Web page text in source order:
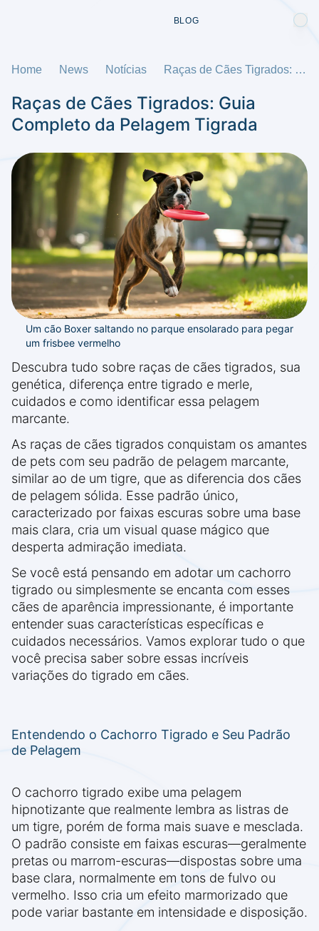
BLOG
Home News Notícias Raças de Cães Tigrados: Guia Completo da Pelagem Tigrada
Raças de Cães Tigrados: Guia
Completo da Pelagem Tigrada
Um cão Boxer saltando no parque ensolarado para pegar
um frisbee vermelho
Descubra tudo sobre raças de cães tigrados, sua
genética, diferença entre tigrado e merle,
cuidados e como identificar essa pelagem
marcante.
As raças de cães tigrados conquistam os amantes
de pets com seu padrão de pelagem marcante,
similar ao de um tigre, que as diferencia dos cães
de pelagem sólida. Esse padrão único,
caracterizado por faixas escuras sobre uma base
mais clara, cria um visual quase mágico que
desperta admiração imediata.
Se você está pensando em adotar um cachorro
tigrado ou simplesmente se encanta com esses
cães de aparência impressionante, é importante
entender suas características específicas e
cuidados necessários. Vamos explorar tudo o que
você precisa saber sobre essas incríveis
variações do tigrado em cães.
Entendendo o Cachorro Tigrado e Seu Padrão
de Pelagem
O cachorro tigrado exibe uma pelagem
hipnotizante que realmente lembra as listras de
um tigre, porém de forma mais suave e mesclada.
O padrão consiste em faixas escuras—geralmente
pretas ou marrom-escuras—dispostas sobre uma
base clara, normalmente em tons de fulvo ou
vermelho. Isso cria um efeito marmorizado que
pode variar bastante em intensidade e disposição.